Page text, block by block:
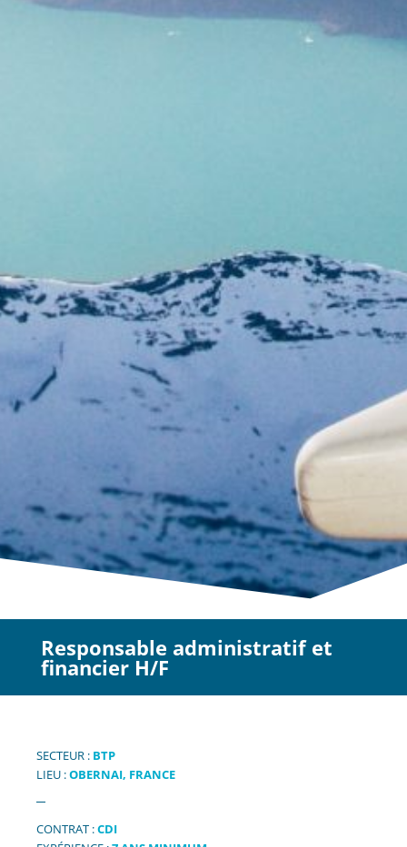
Responsable administratif et
financier H/F
SECTEUR : BTP
LIEU :OBERNAI, FRANCE
CONTRAT :CDI